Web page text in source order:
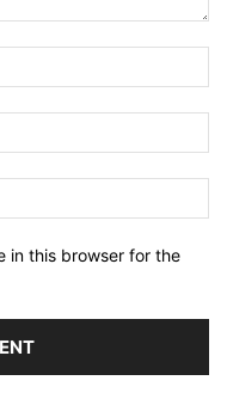
in this browser for the